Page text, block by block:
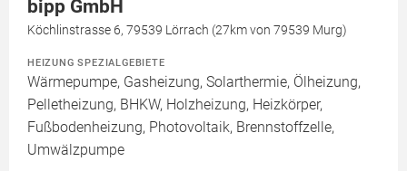
bipp GmbH
Köchlinstrasse 6, 79539 Lörrach (27km von 79539 Murg)
HEIZUNG SPEZIALGEBIETE
Wärmepumpe, Gasheizung, Solarthermie, Ölheizung,
Pelletheizung, BHKW, Holzheizung, Heizkörper,
Fußbodenheizung, Photovoltaik, Brennstoffzelle,
Umwälzpumpe